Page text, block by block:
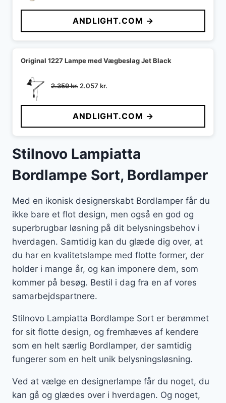
pris
var:
1.399 kr..
pris
er:
895 kr..
ANDLIGHT.COM →
Original 1227 Lampe med Vægbeslag Jet Black
2.359kr. Den
pris
var:
2.359 kr..
2.057 kr.
pris
er:
2.057 kr..
ANDLIGHT.COM →
Stilnovo Lampiatta
Bordlampe Sort, Bordlamper
Med en ikonisk designerskabt Bordlamper får du
ikke bare et flot design, men også en god og
superbrugbar løsning på dit belysningsbehov i
hverdagen. Samtidig kan du glæde dig over, at
du har en kvalitetslampe med flotte former, der
holder i mange år, og kan imponere dem, som
kommer på besøg. Bestil i dag fra en af vores
samarbejdspartnere.
Stilnovo Lampiatta Bordlampe Sort er berømmet
for sit flotte design, og fremhæves af kendere
som en helt særlig Bordlamper, der samtidig
fungerer som en helt unik belysningsløsning.
Ved at vælge en designerlampe får du noget, du
kan gå og glædes over i hverdagen. Og noget,